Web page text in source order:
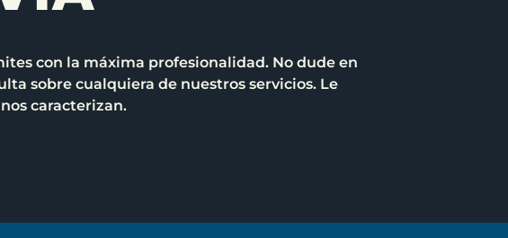
con la máxima profesionalidad. No dude en
sobre cualquiera de nuestros servicios. Le
caracterizan.